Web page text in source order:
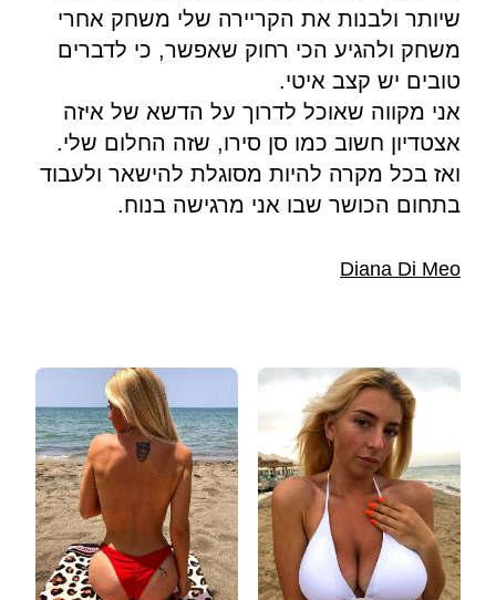
שיותר ולבנות את הקריירה שלי משחק אחרי
משחק ולהגיע הכי רחוק שאפשר, כי לדברים
טובים יש קצב איטי.
אני מקווה שאוכל לדרוך על הדשא של איזה
אצטדיון חשוב כמו סן סירו, שזה החלום שלי.
ואז בכל מקרה להיות מסוגלת להישאר ולעבוד
בתחום הכושר שבו אני מרגישה בנוח.
Diana Di Meo